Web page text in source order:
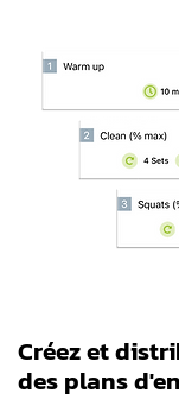
Créez et
des plans